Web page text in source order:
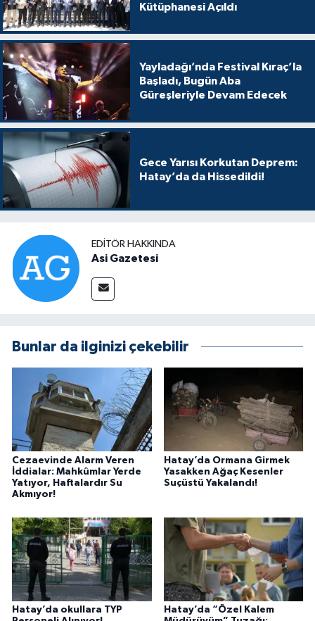
Kütüphanesi Açıldı
Yayladağı’nda Festival Kıraç’la
Başladı, Bugün Aba
Güreşleriyle Devam Edecek
Gece Yarısı Korkutan Deprem:
Hatay’da da Hissedildi!
EDITÖR HAKKINDA
Asi Gazetesi
Bunlar da ilginizi çekebilir
Cezaevinde Alarm Veren
İddialar: Mahkûmlar Yerde
Yatıyor, Haftalardır Su
Akmıyor!
Hatay’da Ormana Girmek
Yasakken Ağaç Kesenler
Suçüstü Yakalandı!
Hatay’da okullara TYP
Hatay’da “Özel Kalem